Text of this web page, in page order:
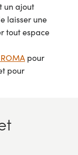
un ajout
laisser une
tout espace
pour
pour